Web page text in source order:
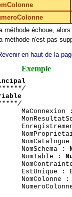
méthode échoue,
méthode n'est pas
en haut de la
Exemple
NomSchema :
NomTable :
EstUnique :
NomColonne